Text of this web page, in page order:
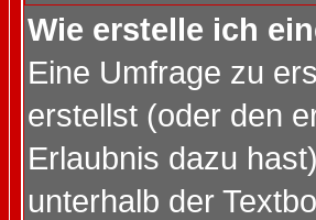
Wie erstelle ich
Eine Umfrage zu
erstellst (oder den
Erlaubnis dazu
unterhalb der